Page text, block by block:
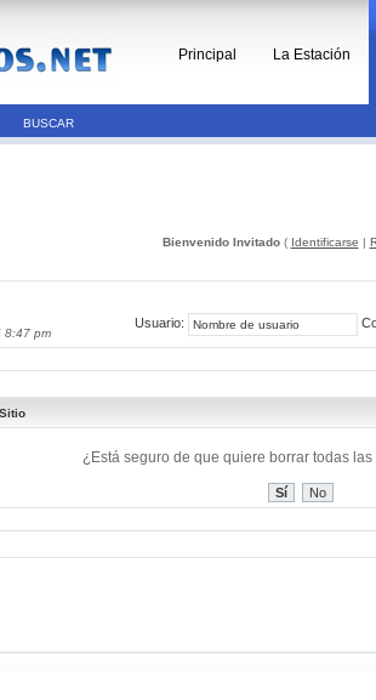
Principal La Estación
BUSCAR
Bienvenido Invitado( Identificarse |
8:47 pm
Usuario:
¿Está seguro de que quiere borrar todas